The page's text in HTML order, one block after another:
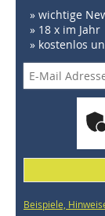
» wichtige
» 18 x im Jahr
» kostenlos
Beispiele,